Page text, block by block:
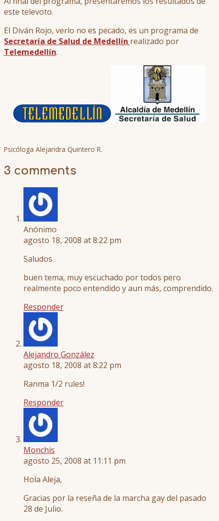
este televoto.
El Diván Rojo, verlo no es pecado, es un programa de
Secretaría de Salud de Medellín realizado por
Telemedellín.
Psicóloga Alejandra Quintero R.
3 comments
Anónimo
agosto 18, 2008 at 8:22 pm
Saludos
buen tema, muy escuchado por todos pero
realmente poco entendido y aun más, comprendido.
Responder
Alejandro González
agosto 18, 2008 at 8:22 pm
Ranma 1/2 rules!
Responder
Monchis
agosto 25, 2008 at 11:11 pm
Hola Aleja,
Gracias por la reseña de la marcha gay del pasado
28 de Julio.